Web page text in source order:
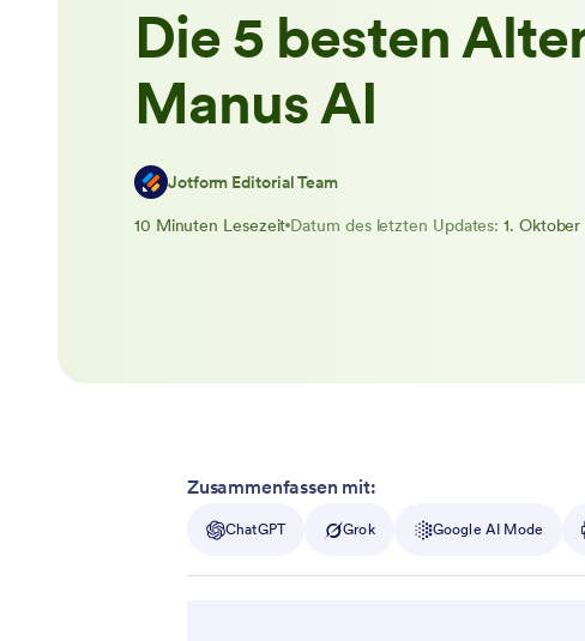
Die 5 besten
Manus AI
Jotform Editorial Team
10 Minuten Lesezeit Datum des letzten Updates: 1.
Zusammenfassen mit:
ChatGPT Grok Google AI Mode